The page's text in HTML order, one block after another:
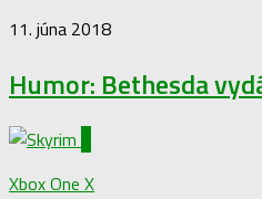
11. júna 2018
Humor: Bethesda
Xbox One X